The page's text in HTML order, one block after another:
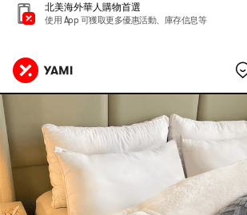
北美海外華人購物首選
使用 App 可獲取更多優惠活動、庫存信息等